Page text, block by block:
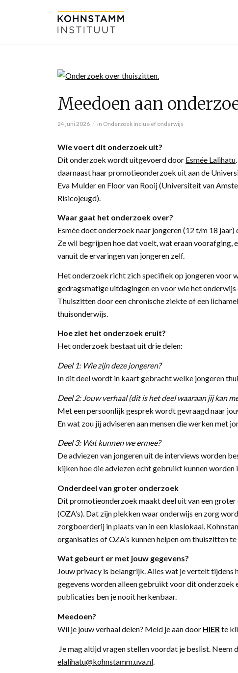
Meedoen aan
24 juni 2026 / in Onderzoek inclusief onderwijs
Wie voert dit onderzoek uit?
Dit onderzoek wordt uitgevoerd door Esmée Lalihatu
daarnaast haar promotieonderzoek uit aan de
Eva Mulder en Floor van Rooij (Universiteit van
Risicojeugd).
Waar gaat het onderzoek over?
Esmée doet onderzoek naar jongeren (12 t/m 18
Ze wil begrijpen hoe dat voelt, wat eraan voorafging,
vanuit de ervaringen van jongeren zelf.
Het onderzoek richt zich specifiek op jongeren voor
gedragsmatige uitdagingen en voor wie het
Thuiszitten door een chronische ziekte of een
thuisonderwijs.
Hoe ziet het onderzoek eruit?
Het onderzoek bestaat uit drie delen:
Deel 1: Wie zijn deze jongeren?
In dit deel wordt in kaart gebracht welke jongeren
Deel 2: Jouw verhaal (dit is het deel waaraan jij kan
Met een persoonlijk gesprek wordt gevraagd naar
En wat zou jij adviseren aan mensen die werken met
Deel 3: Wat kunnen we ermee?
De adviezen van jongeren uit de interviews worden
kijken hoe die adviezen echt gebruikt kunnen worden
Onderdeel van groter onderzoek
Dit promotieonderzoek maakt deel uit van een
(OZA’s). Dat zijn plekken waar onderwijs en zorg
zorgboerderij in plaats van in een klaslokaal.
organisaties of OZA’s kunnen helpen om thuiszitten te
Wat gebeurt er met jouw gegevens?
Jouw privacy is belangrijk. Alles wat je vertelt
gegevens worden alleen gebruikt voor dit onderzoek
publicaties ben je nooit herkenbaar.
Meedoen?
Wil je jouw verhaal delen? Meld je aan door HIERte
Je mag altijd vragen stellen voordat je beslist.
elalihatu@kohnstamm.uva.nl